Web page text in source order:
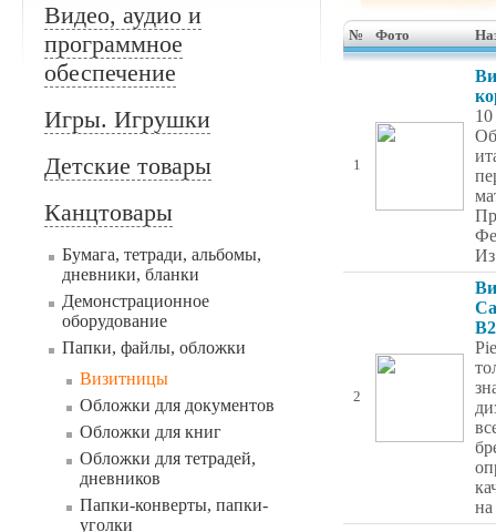
Видео, аудио и
программное
обеспечение
Игры. Игрушки
Детские товары
Канцтовары
Бумага, тетради, альбомы,
дневники, бланки
Демонстрационное
оборудование
Папки, файлы, обложки
Визитницы
Обложки для документов
Обложки для книг
Обложки для тетрадей,
дневников
Папки-конверты, папки-
уголки
№ Фото
1
2
на